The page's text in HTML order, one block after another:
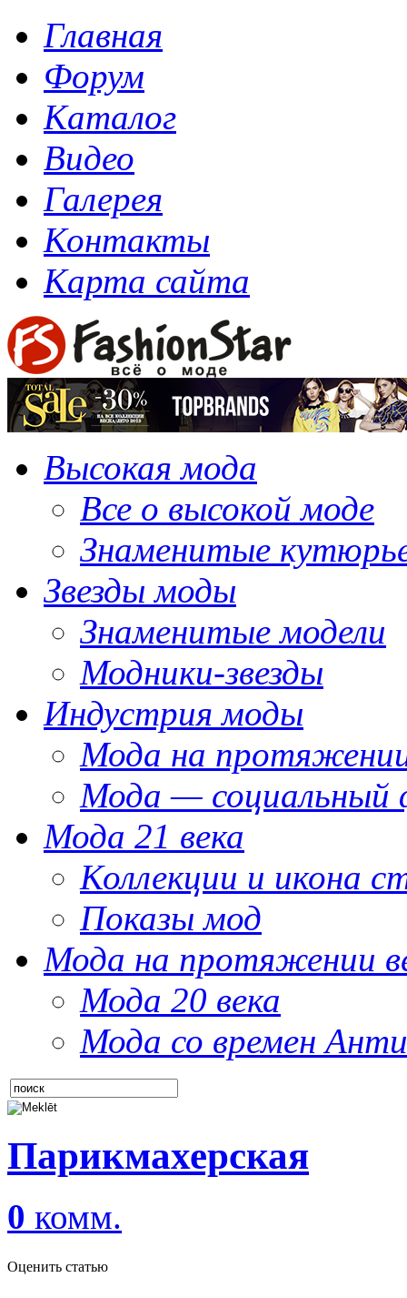
Главная
Форум
Каталог
Видео
Галерея
Контакты
Карта сайта
Высокая мода
Все о высокой моде
Знаменитые
Звезды моды
Знаменитые модели
Модники-звезды
Индустрия моды
Мода на
Мода — социальный
Мода 21 века
Коллекции и икона
Показы мод
Мода на протяжении
Мода 20 века
Мода со времен
Парикмахерская
0 комм.
Оценить статью